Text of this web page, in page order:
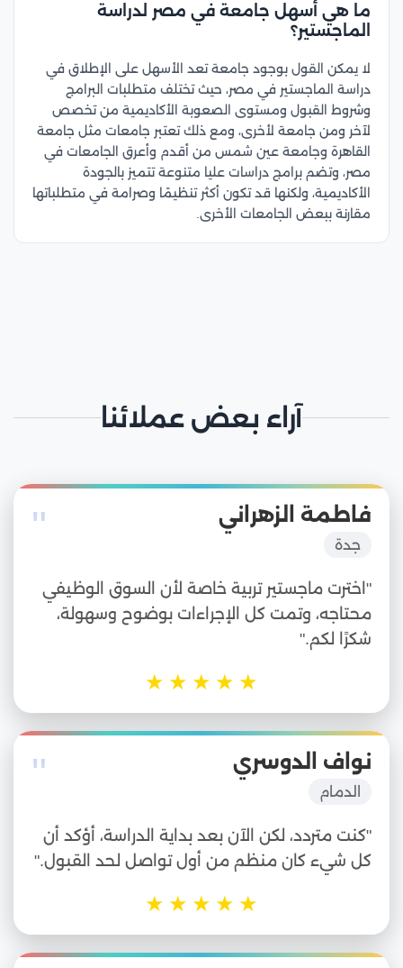
ما هي أسهل جامعة في مصر لدراسة
الماجستير؟
لا يمكن القول بوجود جامعة تعد الأسهل على الإطلاق في
دراسة الماجستير في مصر، حيث تختلف متطلبات البرامج
وشروط القبول ومستوى الصعوبة الأكاديمية من تخصص
لآخر ومن جامعة لأخرى، ومع ذلك تعتبر جامعات مثل جامعة
القاهرة وجامعة عين شمس من أقدم وأعرق الجامعات في
مصر، وتضم برامج دراسات عليا متنوعة تتميز بالجودة
الأكاديمية، ولكنها قد تكون أكثر تنظيمًا وصرامة في متطلباتها
مقارنة ببعض الجامعات الأخرى.
آراء بعض عملائنا
" فاطمة الزهراني
جدة
"اخترت ماجستير تربية خاصة لأن السوق الوظيفي
محتاجه، وتمت كل الإجراءات بوضوح وسهولة،
شكرًا لكم."
★
★
★
★
★
" نواف الدوسري
الدمام
"كنت متردد، لكن الآن بعد بداية الدراسة، أؤكد أن
كل شيء كان منظم من أول تواصل لحد القبول."
★
★
★
★
★